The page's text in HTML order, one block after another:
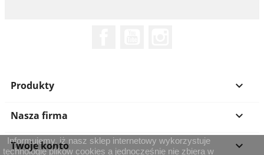
Produkty 
Nasza firma 
Twoje konto 
Informujemy, iż nasz sklep internetowy wykorzystuje
technologię plików cookies a jednocześnie nie zbiera w